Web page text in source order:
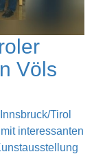
Völs
Tirol
interessanten